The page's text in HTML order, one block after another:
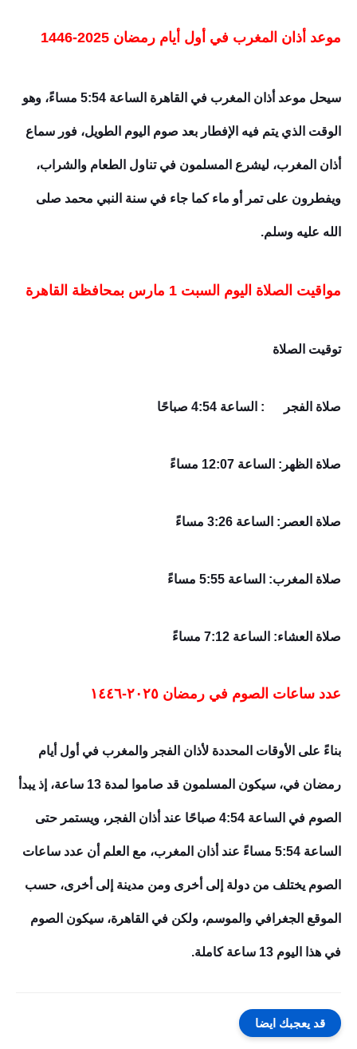
موعد أذان المغرب في أول أيام رمضان 2025-1446
سيحل موعد أذان المغرب في القاهرة الساعة 5:54 مساءً، وهو
الوقت الذي يتم فيه الإفطار بعد صوم اليوم الطويل، فور سماع
أذان المغرب، ليشرع المسلمون في تناول الطعام والشراب،
ويفطرون على تمر أو ماء كما جاء في سنة النبي محمد صلى
الله عليه وسلم.
مواقيت الصلاة اليوم السبت 1 مارس بمحافظة القاهرة
توقيت الصلاة
صلاة الفجر : الساعة 4:54 صباحًا
صلاة الظهر: الساعة 12:07 مساءً
صلاة العصر: الساعة 3:26 مساءً
صلاة المغرب: الساعة 5:55 مساءً
صلاة العشاء: الساعة 7:12 مساءً
عدد ساعات الصوم في رمضان ٢٠٢٥-١٤٤٦
بناءً على الأوقات المحددة لأذان الفجر والمغرب في أول أيام
رمضان في، سيكون المسلمون قد صاموا لمدة 13 ساعة، إذ يبدأ
الصوم في الساعة 4:54 صباحًا عند أذان الفجر، ويستمر حتى
الساعة 5:54 مساءً عند أذان المغرب، مع العلم أن عدد ساعات
الصوم يختلف من دولة إلى أخرى ومن مدينة إلى أخرى، حسب
الموقع الجغرافي والموسم، ولكن في القاهرة، سيكون الصوم
في هذا اليوم 13 ساعة كاملة.
قد يعجبك ايضا